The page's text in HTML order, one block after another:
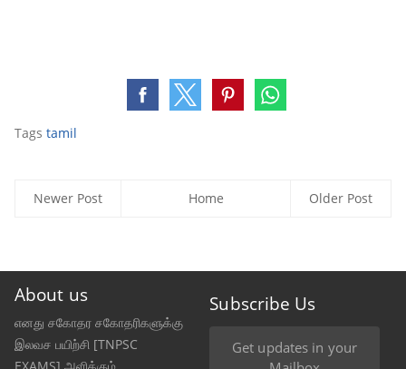
Tags tamil
Newer Post Older Post
Home
About us
எனது சகோதர சகோதரிகளுக்கு
இலவச பயிற்சி [TNPSC
Subscribe Us
Get updates in your